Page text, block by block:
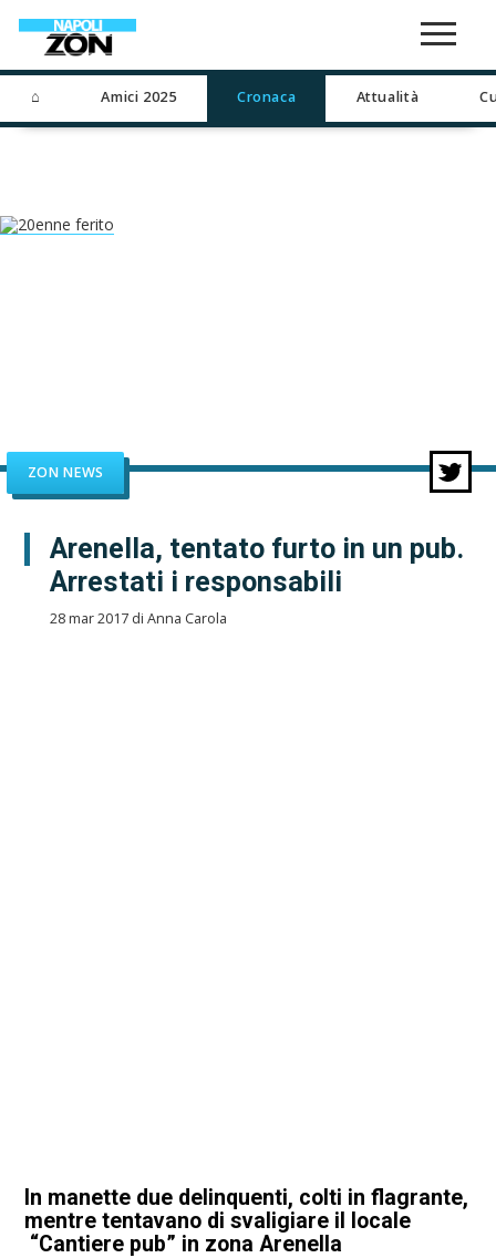
⌂ Amici 2025 Cronaca Attualità
ZON NEWS
Arenella, tentato furto in un pub.
Arrestati i responsabili
28 mar 2017 di Anna Carola
In manette due delinquenti, colti in flagrante,
mentre tentavano di svaligiare il locale
“Cantiere pub” in zona Arenella